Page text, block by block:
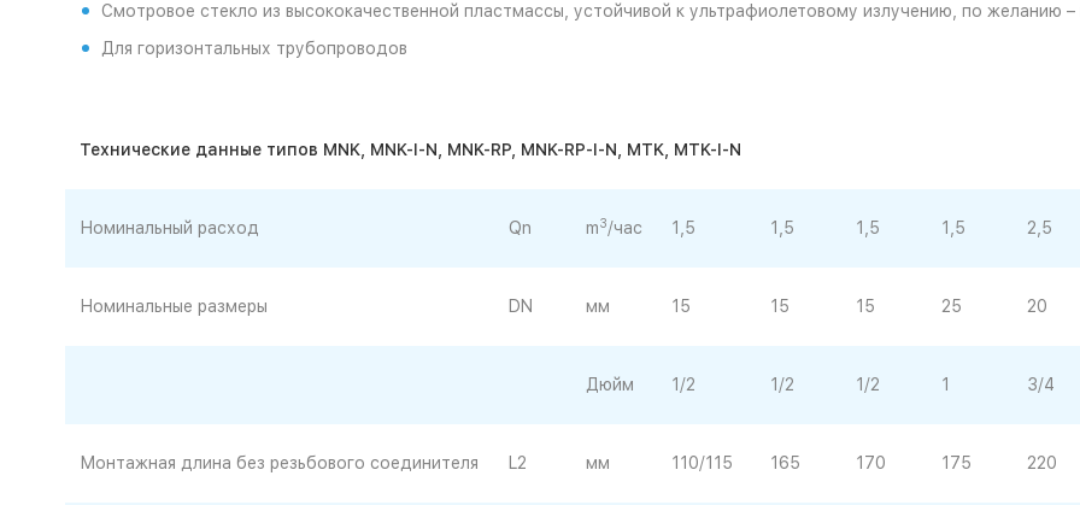
Смотровое стекло из высококачественной пластмассы, устойчивой к ультрафиолетовому излучению, по желанию –
Для горизонтальных трубопроводов
Технические данные типов MNK, MNK-I-N, MNK-RP, MNK-RP-I-N, MTK, MTK-I-N
Номинальный расход Qn m3/час 1,5 1,5 1,5 1,5 2,5
Номинальные размеры DN мм 15 15 15 25 20
Дюйм 1/2 1/2 1/2 1 3/4
Монтажная длина без резьбового соединителя L2 мм 110/115 165 170 175 220